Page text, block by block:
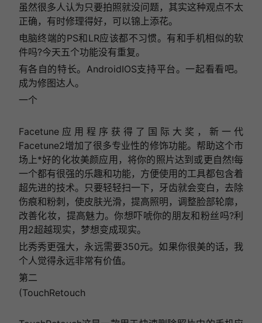
虽然很多人认为只要拍照就没问题，其实这种观点不太
正确，有时修理得好，可以锦上添花。
电脑终端的PS和LR应该都不习惯。有和手机相似的软
件吗?今天五个功能没有重复。
有各自的特长。AndroidIOS支持平台。一起看看吧。
成为修图达人。
一个
Facetune应用程序获得了国际大奖，新一代
Facetune2增加了很多专业性的修饰功能。帮助这个市
场上*好的化妆美颜应用，将你的照片达到或更自然!每
一个都有很强的乐趣和功能，方便使用的工具都包含着
超先进的技术。只要轻轻扫一下，牙齿就会变白，去除
伤痕和粉刺，使皮肤光滑，提高照明，调整脸部轮廓，
改善化妆，提高魅力。你想吓唬你的朋友和粉丝吗?利
用2超越现实，梦想变成现实。
比秀秀更强大，永远需要350元。如果你很美的话，我
个人觉得永远非常有价值。
第二
(TouchRetouch